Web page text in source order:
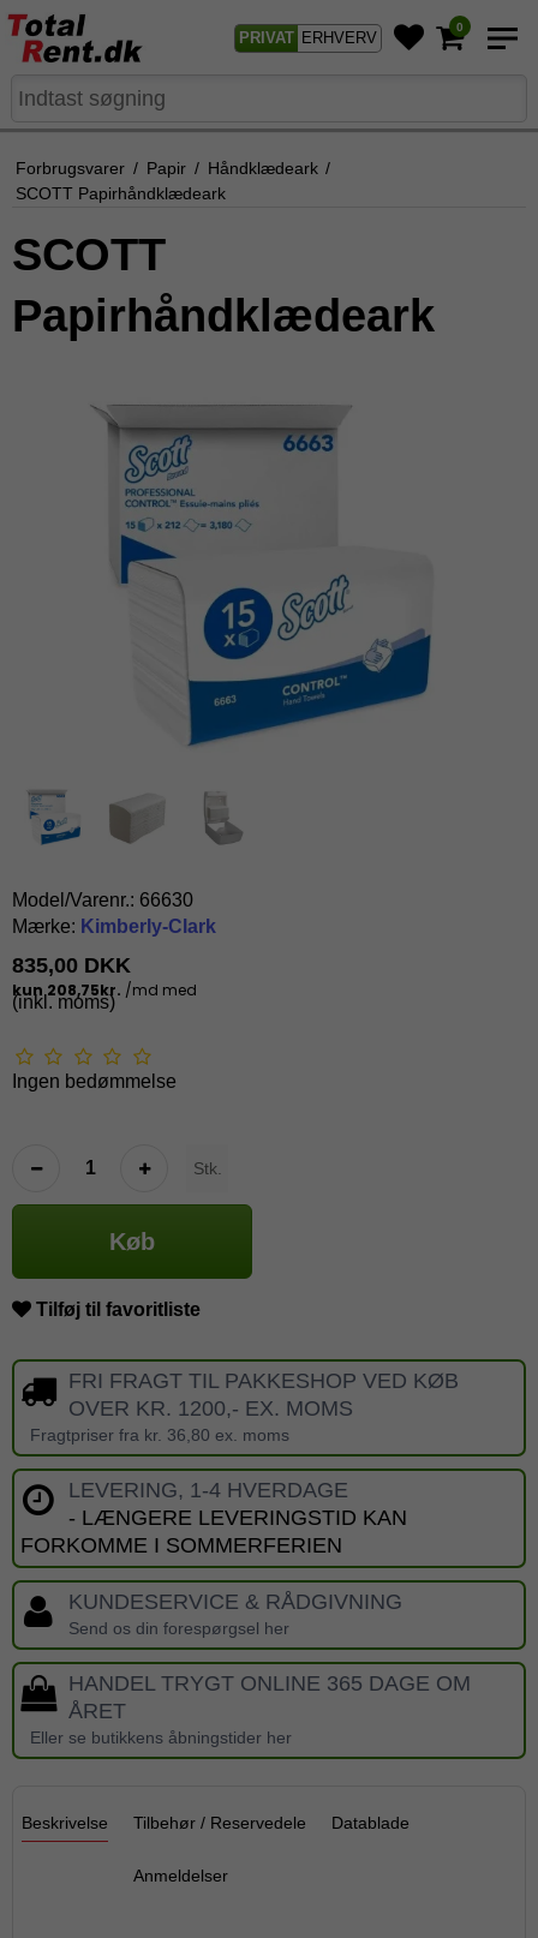
PRIVAT ERHVERV
0
Forbrugsvarer / Papir / Håndklædeark /
SCOTT Papirhåndklædeark
SCOTT
Papirhåndklædeark
Model/Varenr.: 66630
Mærke: Kimberly-Clark
835,00 DKK
(inkl. moms)
Ingen bedømmelse
Stk.
Køb
Tilføj til favoritliste
FRI FRAGT TIL PAKKESHOP VED KØB
OVER KR. 1200,- EX. MOMS
Fragtpriser fra kr. 36,80 ex. moms
LEVERING, 1-4 HVERDAGE
- LÆNGERE LEVERINGSTID KAN
FORKOMME I SOMMERFERIEN
KUNDESERVICE & RÅDGIVNING
Send os din forespørgsel her
HANDEL TRYGT ONLINE 365 DAGE OM
ÅRET
Eller se butikkens åbningstider her
Beskrivelse Tilbehør / Reservedele Datablade
Anmeldelser